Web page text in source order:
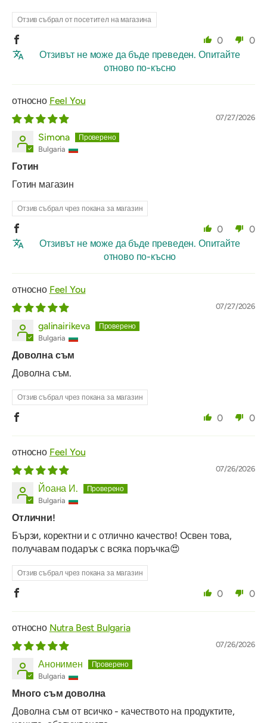
Отзив събрал от посетител на магазина
0
0
Отзивът не може да бъде преведен. Опитайте
отново по-късно
Feel You
07/27/2026
Simona
Bulgaria
Готин
Готин магазин
Отзив събрал чрез покана за магазин
0
0
Отзивът не може да бъде преведен. Опитайте
отново по-късно
Feel You
07/27/2026
galinairikeva
Bulgaria
Доволна съм
Доволна съм.
Отзив събрал чрез покана за магазин
0 0
Feel You
07/26/2026
Йоана И.
Bulgaria
Отлични!
Бързи, коректни и с отлично качество! Освен това,
получавам подарък с всяка поръчка😍
Отзив събрал чрез покана за магазин
0 0
Nutra Best Bulgaria
07/26/2026
Анонимен
Bulgaria
Много съм доволна
Доволна съм от всичко - качеството на продуктите,